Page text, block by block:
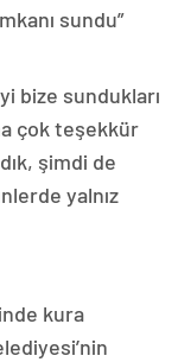
sundu”
bize sundukları
çok teşekkür
şimdi de
yalnız
kura